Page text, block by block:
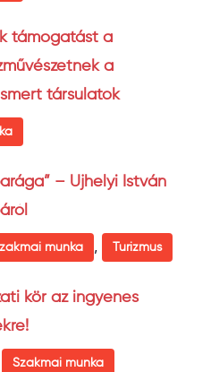
támogatást a
a
társulatok
– Ujhelyi István
munka , Turizmus
kör az ingyenes
Szakmai munka